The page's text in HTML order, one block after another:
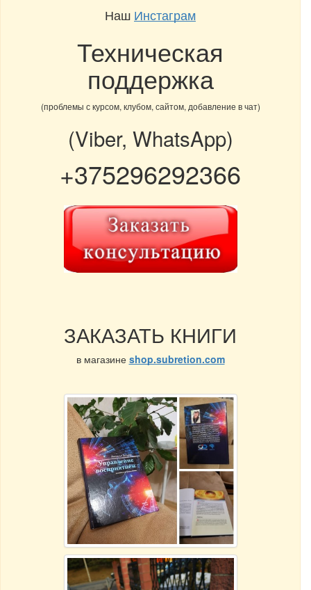
Наш Инстаграм
Техническая
поддержка
(проблемы с курсом, клубом, сайтом, добавление в чат)
(Viber, WhatsApp)
+375296292366
ЗАКАЗАТЬ КНИГИ
в магазине shop.subretion.com